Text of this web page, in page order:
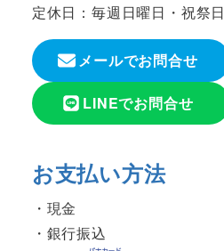
定休日：毎週日曜日・祝祭日
メールでお問合せ
LINEでお問合せ
お支払い方法
現金
銀行振込